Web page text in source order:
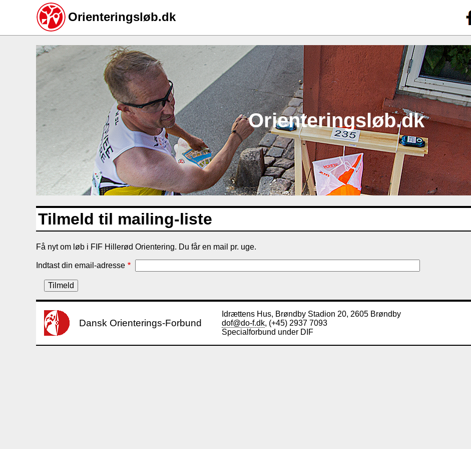
Gå
til
hovedindhold
Orienteringsløb.dk
Orienteringsløb.dk
Tilmeld til mailing-liste
Få nyt om løb i FIF Hillerød Orientering. Du får en mail pr. uge.
Indtast din email-adresse
Dansk Orienterings-Forbund
Idrættens Hus, Brøndby Stadion 20, 2605 Brøndby
dof@do-f.dk, (+45) 2937 7093
Specialforbund under DIF